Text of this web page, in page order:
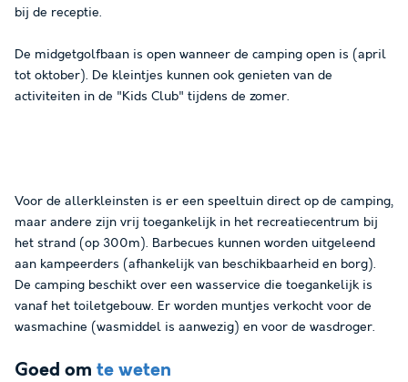
bij de receptie.
De midgetgolfbaan is open wanneer de camping open is (april
tot oktober). De kleintjes kunnen ook genieten van de
activiteiten in de "Kids Club" tijdens de zomer.
Voor de allerkleinsten is er een speeltuin direct op de camping,
maar andere zijn vrij toegankelijk in het recreatiecentrum bij
het strand (op 300m). Barbecues kunnen worden uitgeleend
aan kampeerders (afhankelijk van beschikbaarheid en borg).
De camping beschikt over een wasservice die toegankelijk is
vanaf het toiletgebouw. Er worden muntjes verkocht voor de
wasmachine (wasmiddel is aanwezig) en voor de wasdroger.
Goed om te weten